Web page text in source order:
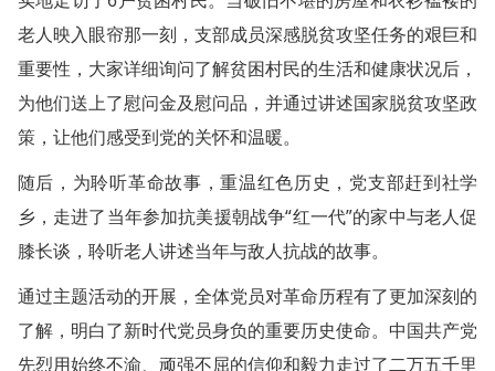
老人映入眼帘那一刻，支部成员深感脱贫攻坚任务的艰巨和
重要性，大家详细询问了解贫困村民的生活和健康状况后，
为他们送上了慰问金及慰问品，并通过讲述国家脱贫攻坚政
策，让他们感受到党的关怀和温暖。
随后，为聆听革命故事，重温红色历史，党支部赶到社学
乡，走进了当年参加抗美援朝战争“红一代”的家中与老人促
膝长谈，聆听老人讲述当年与敌人抗战的故事。
通过主题活动的开展，全体党员对革命历程有了更加深刻的
了解，明白了新时代党员身负的重要历史使命。中国共产党
先烈用始终不渝、顽强不屈的信仰和毅力走过了二万五千里